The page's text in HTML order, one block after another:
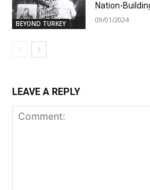
BEYOND TURKEY
Nation-
09/01/2024
LEAVE A REPLY